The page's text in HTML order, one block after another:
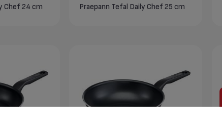
Chef 24 cm Praepann Tefal Daily Chef 25 cm